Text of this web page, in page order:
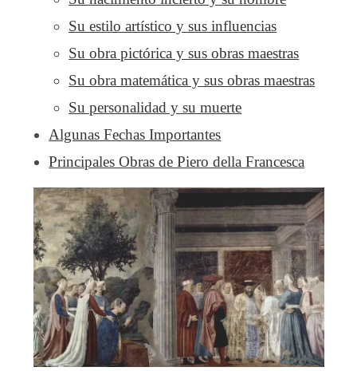
Su estilo artístico y sus influencias
Su obra pictórica y sus obras maestras
Su obra matemática y sus obras maestras
Su personalidad y su muerte
Algunas Fechas Importantes
Principales Obras de Piero della Francesca